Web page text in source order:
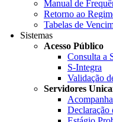
Manual de
Retorno ao
Tabelas de
Sistemas
Acesso Público
Consulta a
S-Integra
Validação
Servidores
Declaração